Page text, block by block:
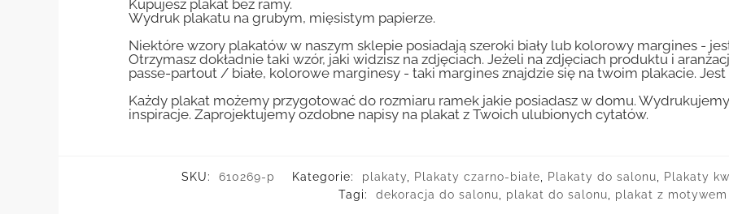
Kupujesz plakat bez ramy.
Wydruk plakatu na grubym, mięsistym papierze.
Niektóre wzory plakatów w naszym sklepie posiadają szeroki biały lub kolorowy margines -
Otrzymasz dokładnie taki wzór, jaki widzisz na zdjęciach. Jeżeli na zdjęciach produktu i
passe-partout / białe, kolorowe marginesy - taki margines znajdzie się na twoim plakacie.
Każdy plakat możemy przygotować do rozmiaru ramek jakie posiadasz w domu.
inspiracje. Zaprojektujemy ozdobne napisy na plakat z Twoich ulubionych cytatów.
SKU: 610269-p Kategorie: plakaty Plakaty czarno-białe Plakaty do salonu
Plakaty
Tagi:
dekoracja do salonu plakat do salonu plakat z